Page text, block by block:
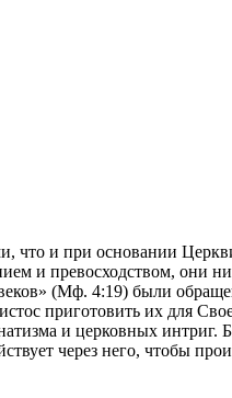
что и при основании
и превосходством, они
(Мф. 4:19) были
приготовить их для
и церковных интриг.
через него, чтобы